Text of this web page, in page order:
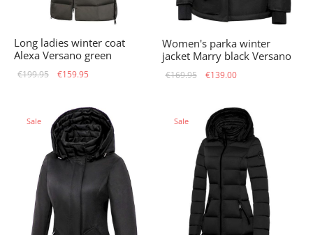
Long ladies winter coat
Alexa Versano green
€199.95
Original
was:
€199.95.
€159.95
€159.95.
Women's parka winter
jacket Marry black Versano
€169.95
Original
was:
€169.95.
€139.00
€139.00.
Sale Sale